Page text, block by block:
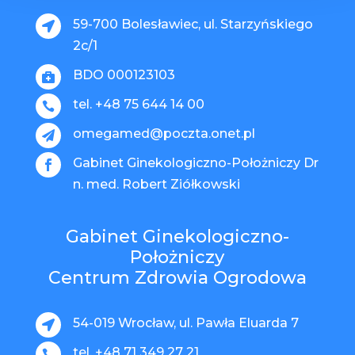

59-700 Bolesławiec, ul. Starzyńskiego
2c/1
 BDO 000123103
 tel. +48 75 644 14 00
 omegamed@poczta.onet.pl

Gabinet Ginekologiczno-Położniczy Dr
n. med. Robert Ziółkowski
Gabinet Ginekologiczno-
Położniczy
Centrum Zdrowia Ogrodowa
 54-019 Wrocław, ul. Pawła Eluarda 7